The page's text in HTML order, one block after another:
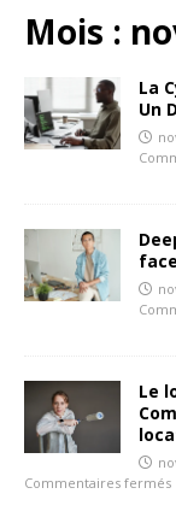
Mois :
La
Un
Le
Commentaires fermés